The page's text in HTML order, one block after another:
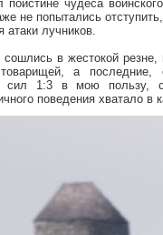
чудеса
не попытались
лучников.
сошлись в жестокой
а последние,
сил 1:3 в мою пользу,
поведения хватало в